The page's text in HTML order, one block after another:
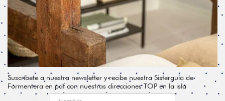
Suscríbete a nuestra newsletter y recibe nuestra Sisterguía de
Formentera en pdf con nuestras direcciones TOP en la isla